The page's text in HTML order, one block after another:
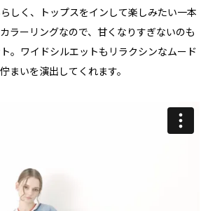
しく、トップスをインして楽しみたい一本
ラーリングなので、甘くなりすぎないのも
。ワイドシルエットもリラクシンなムード
まいを演出してくれます。